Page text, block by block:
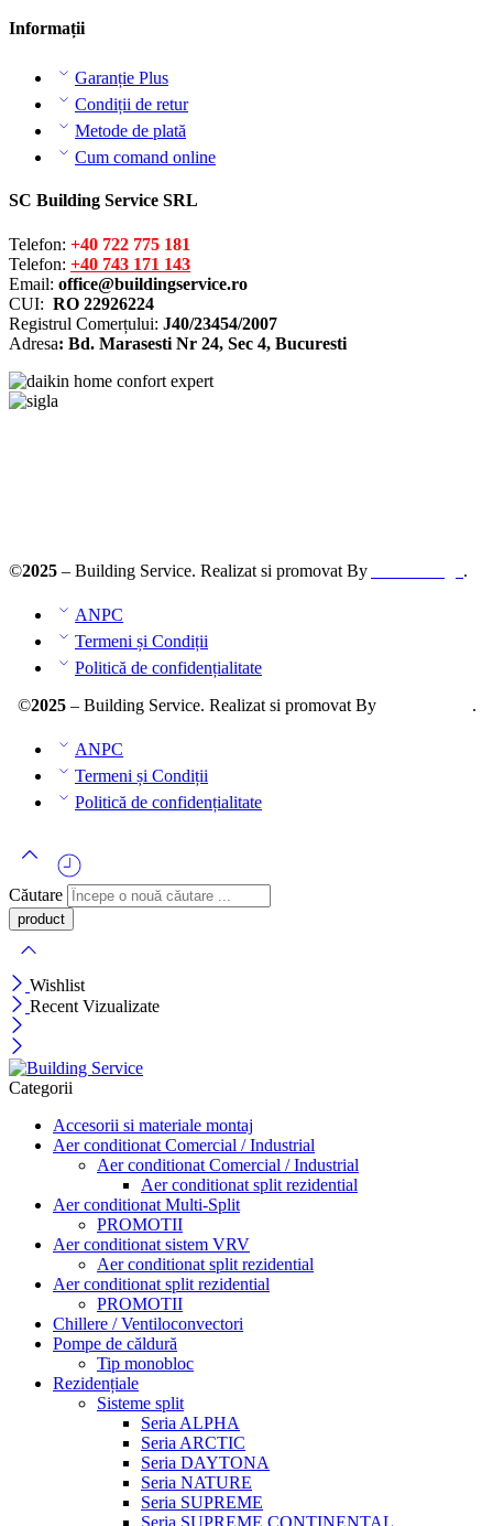
Informații
Garanție Plus
Condiții de retur
Metode de plată
Cum comand online
SC Building Service SRL
Telefon: +40 722 775 181
Telefon: +40 743 171 143
Email: office@buildingservice.ro
CUI: RO 22926224
Registrul Comerțului: J40/23454/2007
Adresa: Bd. Marasesti Nr 24, Sec 4, Bucuresti
©2025 – Building Service. Realizat si promovat By .
ANPC
Termeni și Condiții
Politică de confidențialitate
©2025– Building Service. Realizat si promovat By .
ANPC
Termeni și Condiții
Politică de confidențialitate
Căutare
Wishlist
Recent Vizualizate
Categorii
Accesorii si materiale montaj
Aer conditionat Comercial / Industrial
Aer conditionat Comercial / Industrial
Aer conditionat split rezidential
Aer conditionat Multi-Split
PROMOTII
Aer conditionat sistem VRV
Aer conditionat split rezidential
Aer conditionat split rezidential
PROMOTII
Chillere / Ventiloconvectori
Pompe de căldură
Tip monobloc
Rezidențiale
Sisteme split
Seria ALPHA
Seria ARCTIC
Seria DAYTONA
Seria NATURE
Seria SUPREME
Seria SUPREME CONTINENTAL